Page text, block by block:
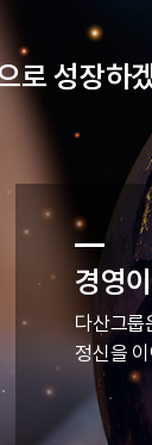
로 성장하
경영
다산그룹
정신을